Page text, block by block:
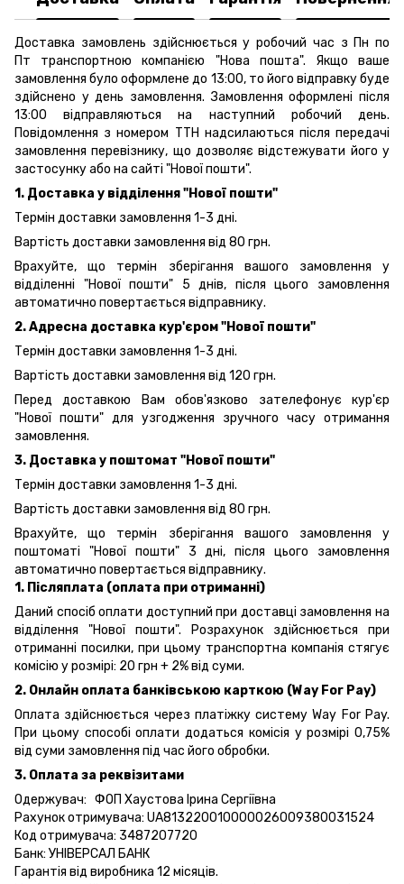
Доставка замовлень здійснюється у робочий час з Пн по
Пт транспортною компанією "Нова пошта". Якщо ваше
замовлення було оформлене до 13:00, то його відправку буде
здійснено у день замовлення. Замовлення оформлені після
13:00 відправляються на наступний робочий день.
Повідомлення з номером ТТН надсилаються після передачі
замовлення перевізнику, що дозволяє відстежувати його у
застосунку або на сайті "Нової пошти".
1. Доставка у відділення "Нової пошти"
Термін доставки замовлення 1-3 дні.
Вартість доставки замовлення від 80 грн.
Врахуйте, що термін зберігання вашого замовлення у
відділенні "Нової пошти" 5 днів, після цього замовлення
автоматично повертається відправнику.
2. Адресна доставка кур'єром "Нової пошти"
Термін доставки замовлення 1-3 дні.
Вартість доставки замовлення від 120 грн.
Перед доставкою Вам обов'язково зателефонує кур'єр
"Нової пошти" для узгодження зручного часу отримання
замовлення.
3. Доставка у поштомат "Нової пошти"
Термін доставки замовлення 1-3 дні.
Вартість доставки замовлення від 80 грн.
Врахуйте, що термін зберігання вашого замовлення у
поштоматі "Нової пошти" 3 дні, після цього замовлення
автоматично повертається відправнику.
1. Післяплата (оплата при отриманні)
Даний спосіб оплати доступний при доставці замовлення на
відділення "Нової пошти". Розрахунок здійснюється при
отриманні посилки, при цьому транспортна компанія стягує
комісію у розмірі: 20 грн + 2% від суми.
2. Онлайн оплата банківською карткою (Way For Pay)
Оплата здійснюється через платіжку систему Way For Pay.
При цьому способі оплати додаться комісія у розмірі 0,75%
від суми замовлення під час його обробки.
3. Оплата за реквізитами
Одержувач: ФОП Хаустова Ірина Сергіївна
Рахунок отримувача: UA813220010000026009380031524
Код отримувача: 3487207720
Банк: УНІВЕРСАЛ БАНК
Гарантія від виробника 12 місяців.